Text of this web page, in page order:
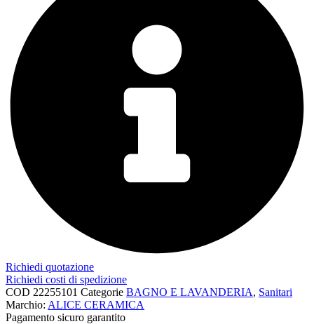
Richiedi quotazione
Richiedi costi di spedizione
COD 22255101 Categorie BAGNO E LAVANDERIA, Sanitari
Marchio: ALICE CERAMICA
Pagamento sicuro garantito​